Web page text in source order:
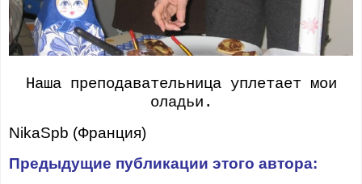
Наша преподавательница уплетает мои
оладьи.
NikaSpb (Франция)
Предыдущие публикации этого автора: